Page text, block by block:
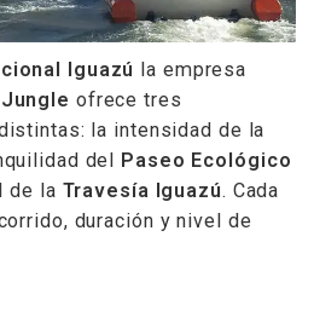
Iguazú
la empresa
ofrece tres
la intensidad de la
del
Paseo Ecológico
de la Travesía Iguazú. Cada
duración y nivel de